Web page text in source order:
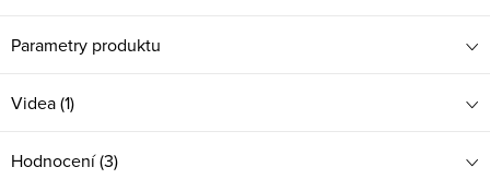
Parametry produktu
Videa (1)
Hodnocení (3)